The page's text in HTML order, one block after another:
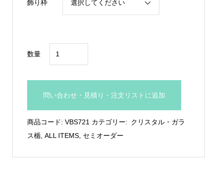
飾り枠
数量
ラ
VBS.721
問い合わせ・見積り・注文リストに追加
商品コード: VBS721 カテゴリー: クリスタル・ガラ
ス楯, ALL ITEMS, セミオーダー